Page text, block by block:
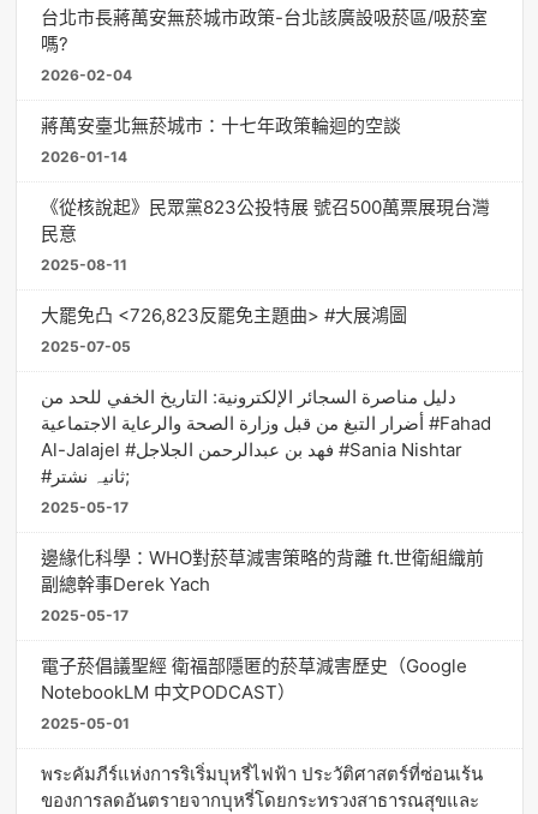
台北市長蔣萬安無菸城市政策-台北該廣設吸菸區/吸菸室
嗎?
2026-02-04
蔣萬安臺北無菸城市：十七年政策輪迴的空談
2026-01-14
《從核說起》民眾黨823公投特展 號召500萬票展現台灣
民意
2025-08-11
大罷免凸 <726,823反罷免主題曲> #大展鴻圖
2025-07-05
دليل مناصرة السجائر الإلكترونية: التاريخ الخفي للحد من
أضرار التبغ من قبل وزارة الصحة والرعاية الاجتماعية #Fahad
Al-Jalajel #فهد بن عبدالرحمن الجلاجل #Sania Nishtar
#ثانیہ نشتر;
2025-05-17
邊緣化科學：WHO對菸草減害策略的背離 ft.世衛組織前
副總幹事Derek Yach
2025-05-17
電子菸倡議聖經 衛福部隱匿的菸草減害歷史（Google
NotebookLM 中文PODCAST）
2025-05-01
พระคัมภีร์แห่งการริเริ่มบุหรี่ไฟฟ้า ประวัติศาสตร์ที่ซ่อนเร้น
ของการลดอันตรายจากบุหรี่โดยกระทรวงสาธารณสุขและ